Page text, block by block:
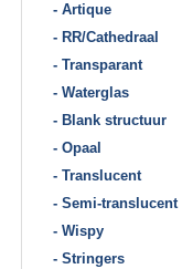
- Artique
- RR/Cathedraal
- Transparant
- Waterglas
- Blank structuur
- Opaal
- Translucent
- Semi-translucent
- Wispy
- Stringers